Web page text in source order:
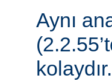
Aynı
kolaydır.